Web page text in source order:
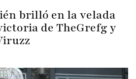
brilló en la velada
de TheGrefg y